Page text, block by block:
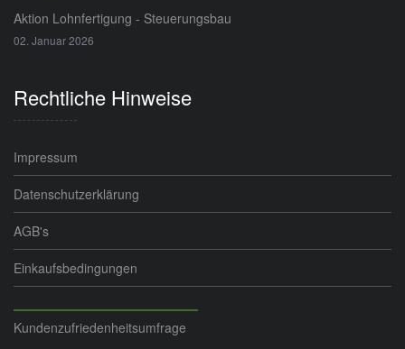
Aktion Lohnfertigung - Steuerungsbau
02. Januar 2026
Rechtliche Hinweise
Impressum
Datenschutzerklärung
AGB's
Einkaufsbedingungen
Kundenzufriedenheitsumfrage